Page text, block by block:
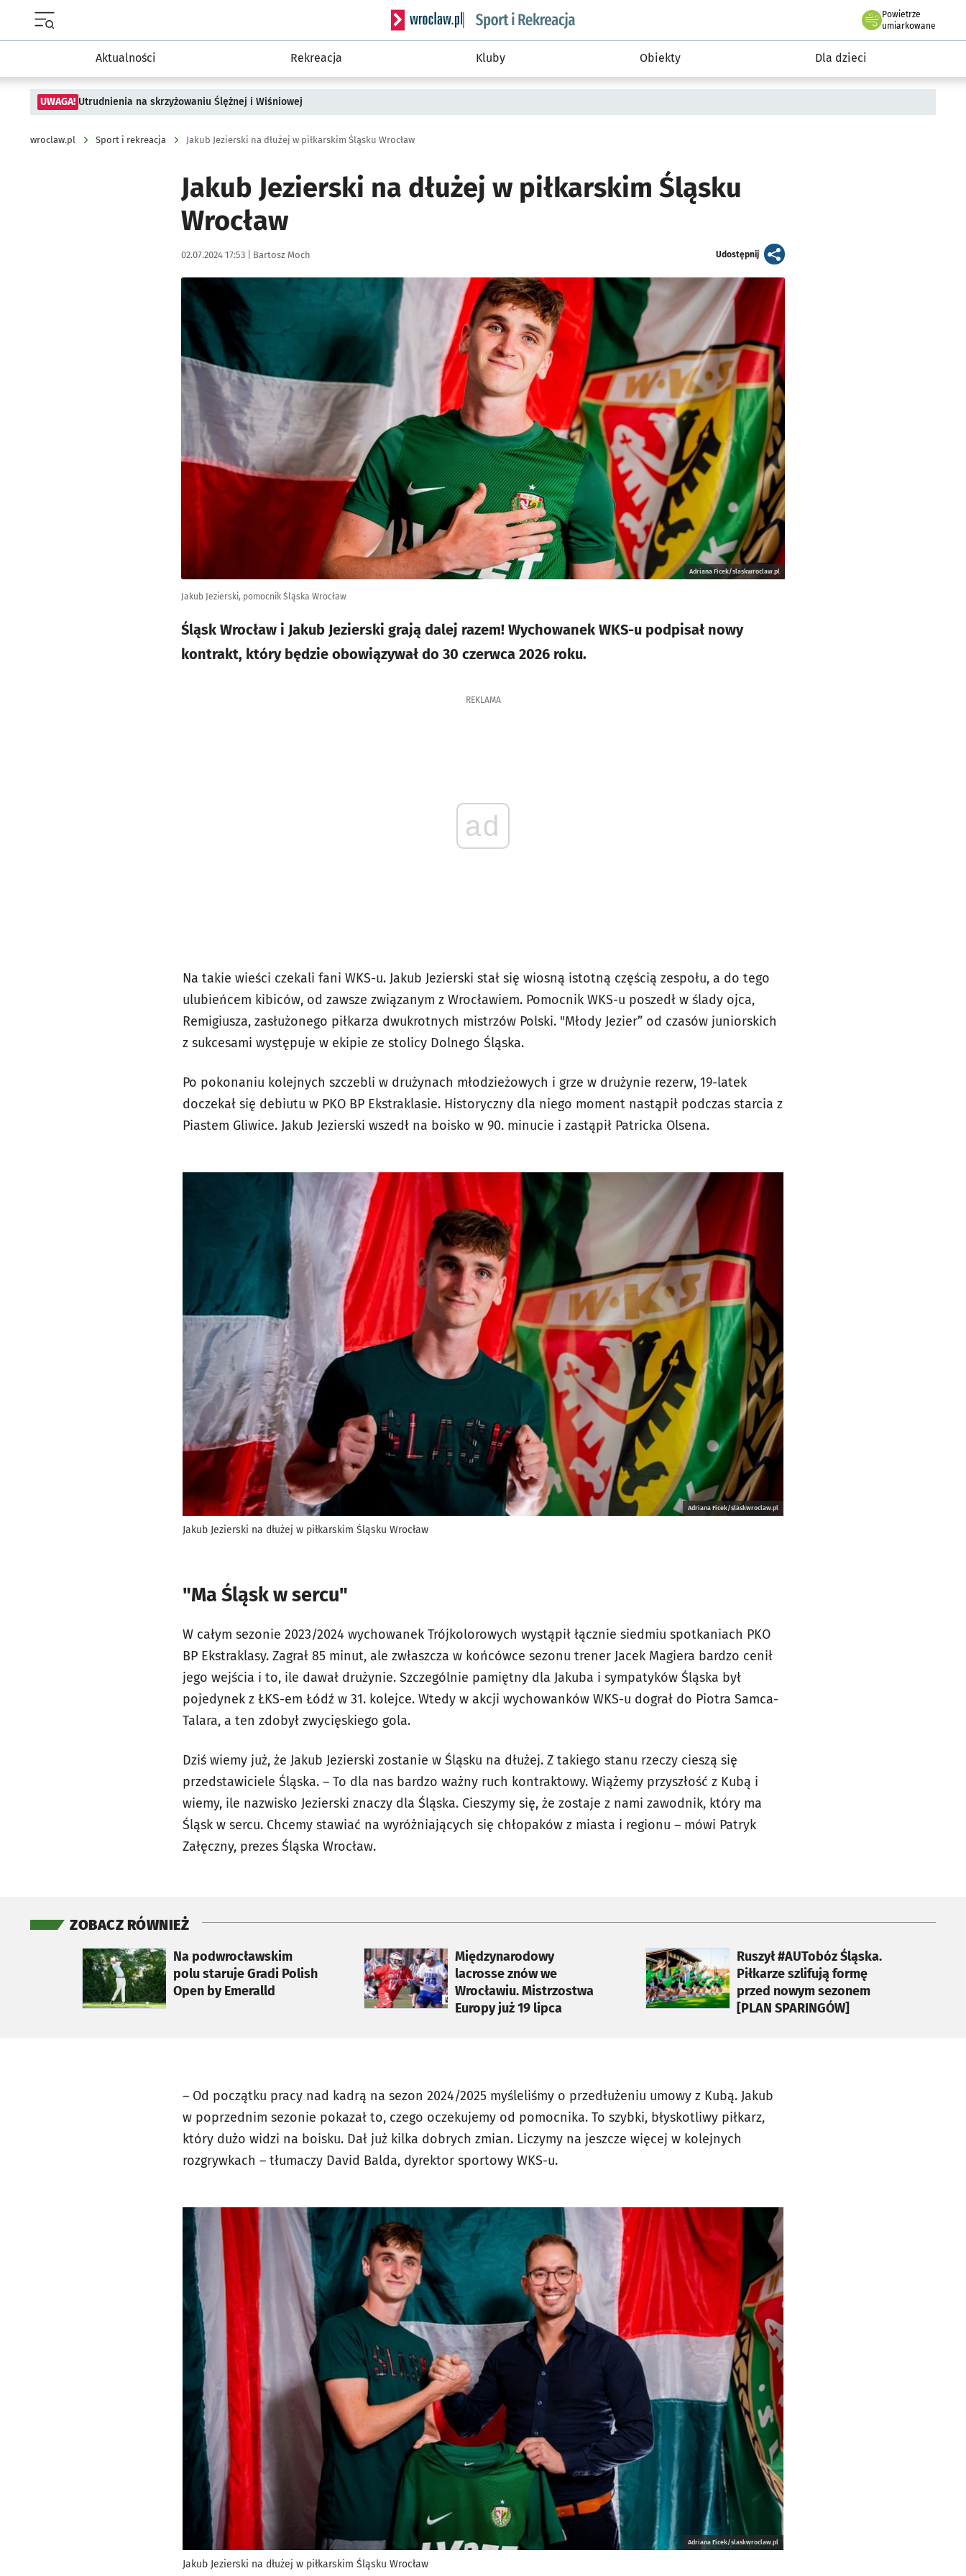
Serwis informacyjny wroclaw.pl podserwis: Sport i rekreacja
Powietrze
we Wrocławiu
umiarkowane
Aktualności Rekreacja Kluby Obiekty Dla dzieci
UWAGA! Utrudnienia na skrzyżowaniu Ślężnej i Wiśniowej
wroclaw.pl Sport i rekreacja Jakub Jezierski na dłużej w piłkarskim Śląsku Wrocław
Jakub Jezierski na dłużej w piłkarskim Śląsku
Wrocław
Data publikacji:
02.07.2024 17:53 | Autor:
Bartosz Moch Udostępnijartykuł
Kliknij, aby powiększyć
Adriana Ficek/slaskwroclaw.pl
Jakub Jezierski, pomocnik Śląska Wrocław
Śląsk Wrocław i Jakub Jezierski grają dalej razem! Wychowanek WKS-u podpisał nowy
kontrakt, który będzie obowiązywał do 30 czerwca 2026 roku.
REKLAMA
ad
Na takie wieści czekali fani WKS-u. Jakub Jezierski stał się wiosną istotną częścią zespołu, a do tego
ulubieńcem kibiców, od zawsze związanym z Wrocławiem. Pomocnik WKS-u poszedł w ślady ojca,
Remigiusza, zasłużonego piłkarza dwukrotnych mistrzów Polski. "Młody Jezier” od czasów juniorskich
z sukcesami występuje w ekipie ze stolicy Dolnego Śląska.
Po pokonaniu kolejnych szczebli w drużynach młodzieżowych i grze w drużynie rezerw, 19-latek
doczekał się debiutu w PKO BP Ekstraklasie. Historyczny dla niego moment nastąpił podczas starcia z
Piastem Gliwice. Jakub Jezierski wszedł na boisko w 90. minucie i zastąpił Patricka Olsena.
Adriana Ficek/slaskwroclaw.pl
Jakub Jezierski na dłużej w piłkarskim Śląsku Wrocław
"Ma Śląsk w sercu"
W całym sezonie 2023/2024 wychowanek Trójkolorowych wystąpił łącznie siedmiu spotkaniach PKO
BP Ekstraklasy. Zagrał 85 minut, ale zwłaszcza w końcówce sezonu trener Jacek Magiera bardzo cenił
jego wejścia i to, ile dawał drużynie. Szczególnie pamiętny dla Jakuba i sympatyków Śląska był
pojedynek z ŁKS-em Łódź w 31. kolejce. Wtedy w akcji wychowanków WKS-u dograł do Piotra Samca-
Talara, a ten zdobył zwycięskiego gola.
Dziś wiemy już, że Jakub Jezierski zostanie w Śląsku na dłużej. Z takiego stanu rzeczy cieszą się
przedstawiciele Śląska. – To dla nas bardzo ważny ruch kontraktowy. Wiążemy przyszłość z Kubą i
wiemy, ile nazwisko Jezierski znaczy dla Śląska. Cieszymy się, że zostaje z nami zawodnik, który ma
Śląsk w sercu. Chcemy stawiać na wyróżniających się chłopaków z miasta i regionu – mówi Patryk
Załęczny, prezes Śląska Wrocław.
ZOBACZ RÓWNIEŻ
Na podwrocławskim
polu staruje Gradi Polish
Open by Emeralld
otworzy się w nowej karcie
Międzynarodowy
lacrosse znów we
Wrocławiu. Mistrzostwa
Europy już 19 lipca
otworzy się w nowej karcie
Ruszył #AUTobóz Śląska.
Piłkarze szlifują formę
przed nowym sezonem
[PLAN SPARINGÓW]
otworzy się w nowej karcie
– Od początku pracy nad kadrą na sezon 2024/2025 myśleliśmy o przedłużeniu umowy z Kubą. Jakub
w poprzednim sezonie pokazał to, czego oczekujemy od pomocnika. To szybki, błyskotliwy piłkarz,
który dużo widzi na boisku. Dał już kilka dobrych zmian. Liczymy na jeszcze więcej w kolejnych
rozgrywkach – tłumaczy David Balda, dyrektor sportowy WKS-u.
Adriana Ficek/slaskwroclaw.pl
Jakub Jezierski na dłużej w piłkarskim Śląsku Wrocław